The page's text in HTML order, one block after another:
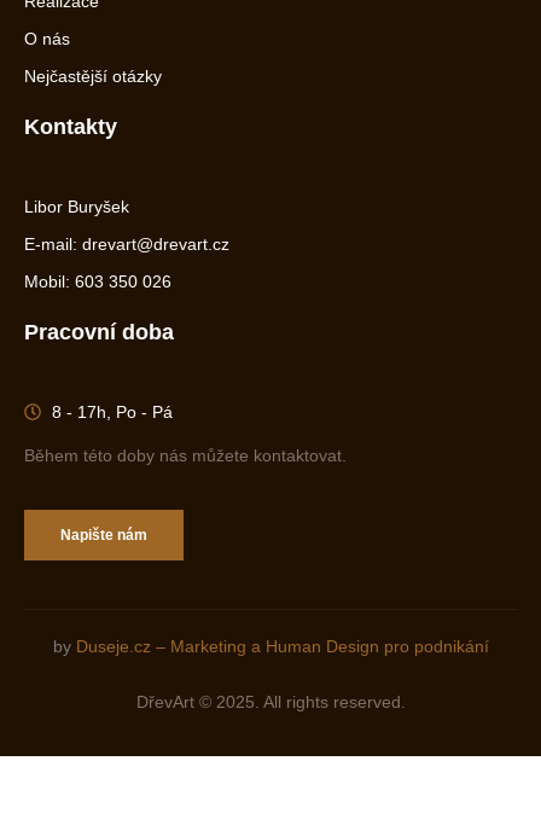
O nás
Nejčastější otázky
Kontakty
Libor Buryšek
E-mail: drevart@drevart.cz
Mobil: 603 350 026
Pracovní doba
8 - 17h, Po - Pá
Během této doby nás můžete kontaktovat.
Napište nám
by Duseje.cz – Marketing a Human Design pro podnikání
DřevArt © 2025. All rights reserved.